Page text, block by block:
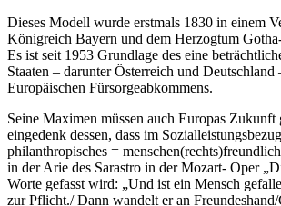
Dieses Modell wurde erstmals 1830 in einem
Königreich Bayern und dem Herzogtum
Es ist seit 1953 Grundlage des eine
Staaten – darunter Österreich und Deutschland
Europäischen Fürsorgeabkommens.
Seine Maximen müssen auch Europas Zukunft
eingedenk dessen, dass im
philanthropisches =
in der Arie des Sarastro in der Mozart- Oper
Worte gefasst wird: „Und ist ein Mensch
zur Pflicht./ Dann wandelt er an